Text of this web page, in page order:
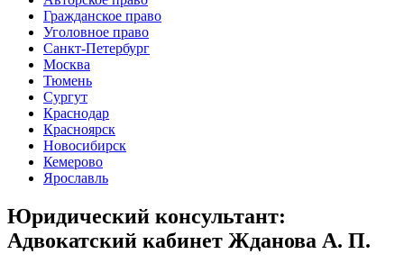
Гражданское право
Уголовное право
Санкт-Петербург
Москва
Тюмень
Сургут
Краснодар
Красноярск
Новосибирск
Кемерово
Ярославль
Юридический консультант:
Адвокатский кабинет Жданова А. П.